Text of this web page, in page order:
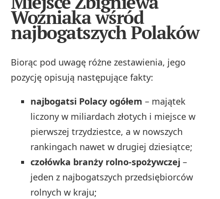
Woźniaka wśród
najbogatszych Polaków
Biorąc pod uwagę różne zestawienia, jego
pozycję opisują następujące fakty:
najbogatsi Polacy ogółem – majątek
liczony w miliardach złotych i miejsce w
pierwszej trzydziestce, a w nowszych
rankingach nawet w drugiej dziesiątce;
czołówka branży rolno‑spożywczej –
jeden z najbogatszych przedsiębiorców
rolnych w kraju;